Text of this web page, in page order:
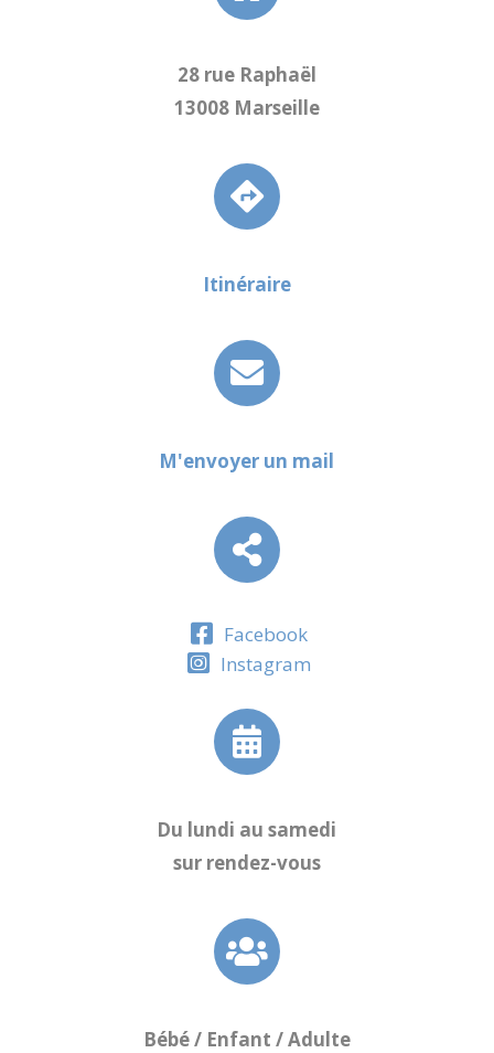
28 rue Raphaël
13008 Marseille
Itinéraire
M'envoyer un mail
Facebook
Instagram
Du lundi au samedi
sur rendez-vous
Bébé / Enfant / Adulte